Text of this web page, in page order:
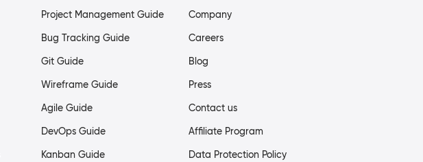
Project Management Guide
Bug Tracking Guide
Git Guide
Wireframe Guide
Agile Guide
DevOps Guide
Kanban Guide
Company
Careers
Blog
Press
Contact us
Affiliate Program
Data Protection Policy